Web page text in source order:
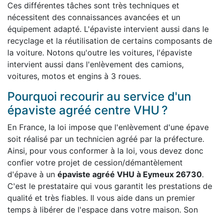
Ces différentes tâches sont très techniques et
nécessitent des connaissances avancées et un
équipement adapté. L'épaviste intervient aussi dans le
recyclage et la réutilisation de certains composants de
la voiture. Notons qu'outre les voitures, l'épaviste
intervient aussi dans l'enlèvement des camions,
voitures, motos et engins à 3 roues.
Pourquoi recourir au service d'un
épaviste agréé centre VHU ?
En France, la loi impose que l'enlèvement d'une épave
soit réalisé par un technicien agréé par la préfecture.
Ainsi, pour vous conformer à la loi, vous devez donc
confier votre projet de cession/démantèlement
d'épave à un épaviste agréé VHU à Eymeux 26730.
C'est le prestataire qui vous garantit les prestations de
qualité et très fiables. Il vous aide dans un premier
temps à libérer de l'espace dans votre maison. Son